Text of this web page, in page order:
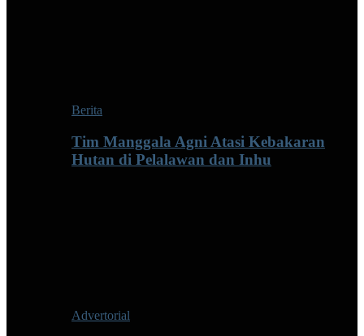
Berita
Tim Manggala Agni Atasi Kebakaran
Hutan di Pelalawan dan Inhu
Advertorial